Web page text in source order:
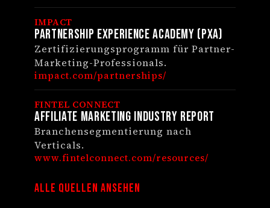
IMPACT
Partnership Experience Academy (PXA)
Zertifizierungsprogramm für Partner-
Marketing-Professionals.
impact.com/partnerships/
FINTEL CONNECT
Affiliate Marketing Industry Report
Branchensegmentierung nach
Verticals.
www.fintelconnect.com/resources/
Alle Quellen ansehen